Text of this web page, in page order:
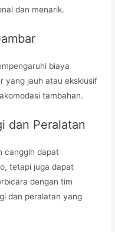
dan menarik.
biaya
yang jauh atau eksklusif
tambahan.
dan Peralatan
canggih dapat
tetapi juga dapat
dengan tim
dan peralatan yang